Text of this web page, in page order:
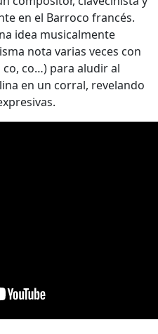
en el Barroco francés.
idea musicalmente
nota varias veces con
co, co…) para aludir al
en un corral, revelando